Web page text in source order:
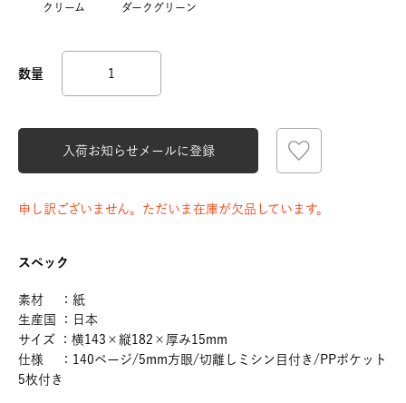
クリーム ダークグリーン
入荷お知らせメールに登録
申し訳ございません。ただいま在庫が欠品しています。
スペック
素材 ：紙
生産国 ：日本
サイズ ：横143×縦182×厚み15mm
仕様 ：140ページ/5mm方眼/切離しミシン目付き/PPポケット
5枚付き